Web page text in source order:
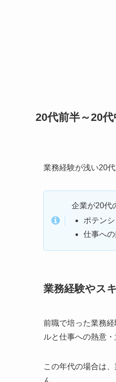
20代前半～20
業務経験が浅い20
企業が20代
ポテン
仕事へ
業務経験やス
前職で培った業務
ルと仕事への熱意・
この年代の場合は
ん。